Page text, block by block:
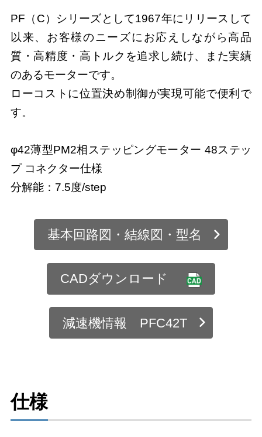
PF（C）シリーズとして1967年にリリースして
以来、お客様のニーズにお応えしながら高品
質・高精度・高トルクを追求し続け、また実績
のあるモーターです。
ローコストに位置決め制御が実現可能で便利で
す。
φ42薄型PM2相ステッピングモーター 48ステッ
プ コネクター仕様
分解能：7.5度/step
基本回路図・結線図・型名
CADダウンロード
減速機情報 PFC42T
仕様